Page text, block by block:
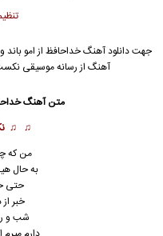
آهنگ از رسانه موسیقی
متن آهنگ
♫ ♫
من که
به حال
حتی
خبر
شب و